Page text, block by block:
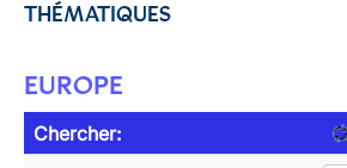
THÉMATIQUES
EUROPE
Chercher: